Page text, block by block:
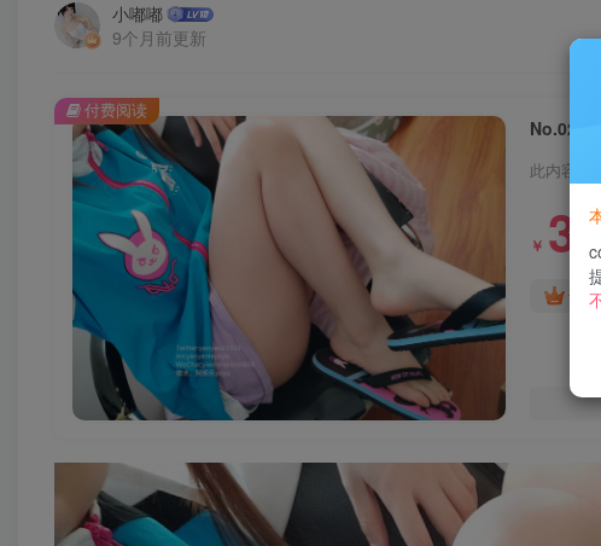
小嘟嘟
9个月前更新
No.026-
此内容为
￥ 3
黄金
付费阅读